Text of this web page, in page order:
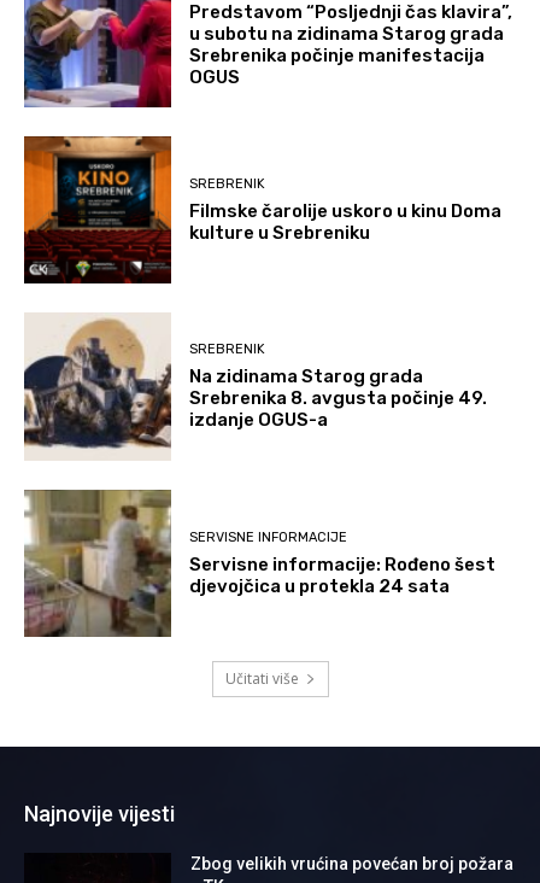
Predstavom “Posljednji čas klavira”,
u subotu na zidinama Starog grada
Srebrenika počinje manifestacija
OGUS
SREBRENIK
Filmske čarolije uskoro u kinu Doma
kulture u Srebreniku
SREBRENIK
Na zidinama Starog grada
Srebrenika 8. avgusta počinje 49.
izdanje OGUS-a
SERVISNE INFORMACIJE
Servisne informacije: Rođeno šest
djevojčica u protekla 24 sata
Učitati više
Najnovije vijesti
Zbog velikih vrućina povećan broj požara